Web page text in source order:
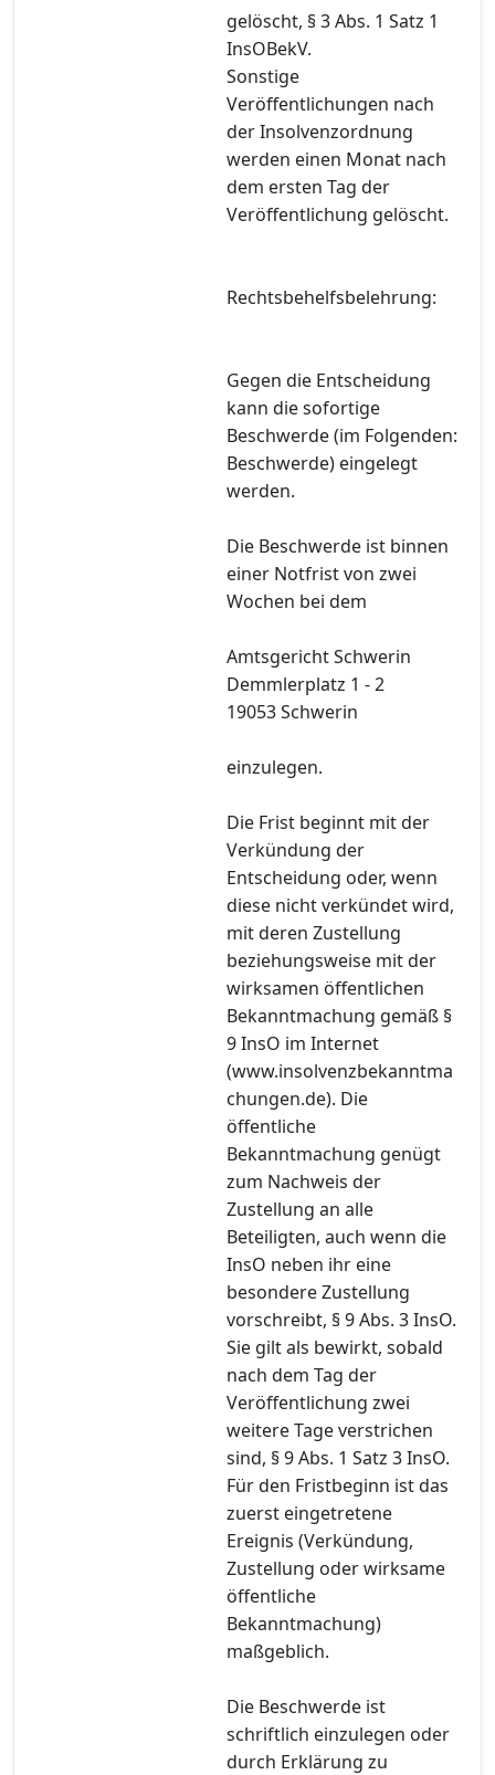
gelöscht, § 3 Abs. 1 Satz 1
InsOBekV.
Sonstige
Veröffentlichungen nach
der Insolvenzordnung
werden einen Monat nach
dem ersten Tag der
Veröffentlichung gelöscht.
Rechtsbehelfsbelehrung:
Gegen die Entscheidung
kann die sofortige
Beschwerde (im Folgenden:
Beschwerde) eingelegt
werden.
Die Beschwerde ist binnen
einer Notfrist von zwei
Wochen bei dem
Amtsgericht Schwerin
Demmlerplatz 1 - 2
19053 Schwerin
einzulegen.
Die Frist beginnt mit der
Verkündung der
Entscheidung oder, wenn
diese nicht verkündet wird,
mit deren Zustellung
beziehungsweise mit der
wirksamen öffentlichen
Bekanntmachung gemäß §
9 InsO im Internet
(www.insolvenzbekanntma
chungen.de). Die
öffentliche
Bekanntmachung genügt
zum Nachweis der
Zustellung an alle
Beteiligten, auch wenn die
InsO neben ihr eine
besondere Zustellung
vorschreibt, § 9 Abs. 3 InsO.
Sie gilt als bewirkt, sobald
nach dem Tag der
Veröffentlichung zwei
weitere Tage verstrichen
sind, § 9 Abs. 1 Satz 3 InsO.
Für den Fristbeginn ist das
zuerst eingetretene
Ereignis (Verkündung,
Zustellung oder wirksame
öffentliche
Bekanntmachung)
maßgeblich.
Die Beschwerde ist
schriftlich einzulegen oder
durch Erklärung zu